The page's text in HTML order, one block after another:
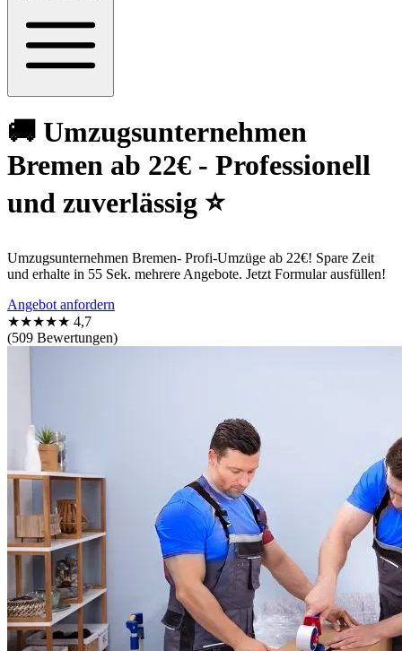
🚚 Umzugsunternehmen
Bremen ab 22€ - Professionell
und zuverlässig ⭐
Umzugsunternehmen Bremen- Profi-Umzüge ab 22€! Spare Zeit
und erhalte in 55 Sek. mehrere Angebote. Jetzt Formular ausfüllen!
Angebot anfordern
★★★★★ 4,7
(509 Bewertungen)